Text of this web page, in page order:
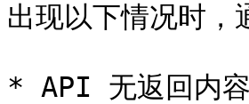
出现以下情况时
* API 无返回内容